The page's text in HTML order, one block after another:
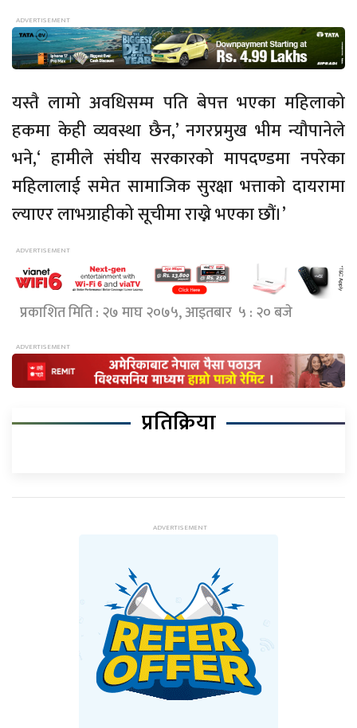
यस्तै लामो अवधिसम्म पति बेपत्त भएका महिलाको
हकमा केही व्यवस्था छैन,’ नगरप्रमुख भीम न्यौपानेले
भने,‘ हामीले संघीय सरकारको मापदण्डमा नपरेका
महिलालाई समेत सामाजिक सुरक्षा भत्ताको दायरामा
ल्याएर लाभग्राहीको सूचीमा राख्ने भएका छौं।’
प्रकाशित मिति : २७ माघ २०७५, आइतबार ५ : २० बजे
प्रतिक्रिया